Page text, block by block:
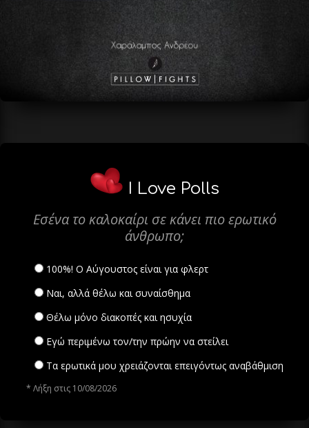
I Love Polls
Εσένα το καλοκαίρι σε κάνει πιο ερωτικό
άνθρωπο;
100%! Ο Αύγουστος είναι για φλερτ
Ναι, αλλά θέλω και συναίσθημα
Θέλω μόνο διακοπές και ησυχία
Εγώ περιμένω τον/την πρώην να στείλει
Τα ερωτικά μου χρειάζονται επειγόντως αναβάθμιση
* Λήξη στις 10/08/2026